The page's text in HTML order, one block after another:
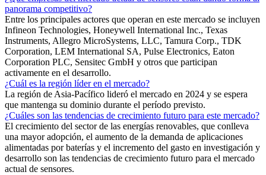
panorama competitivo?
Entre los principales actores que operan en este mercado se incluyen
Infineon Technologies, Honeywell International Inc., Texas
Instruments, Allegro MicroSystems, LLC, Tamura Corp., TDK
Corporation, LEM International SA, Pulse Electronics, Eaton
Corporation PLC, Sensitec GmbH y otros que participan
activamente en el desarrollo.
¿Cuál es la región líder en el mercado?
La región de Asia-Pacífico lideró el mercado en 2024 y se espera
que mantenga su dominio durante el período previsto.
¿Cuáles son las tendencias de crecimiento futuro para este mercado?
El crecimiento del sector de las energías renovables, que conlleva
una mayor adopción, el aumento de la demanda de aplicaciones
alimentadas por baterías y el incremento del gasto en investigación y
desarrollo son las tendencias de crecimiento futuro para el mercado
actual de sensores.